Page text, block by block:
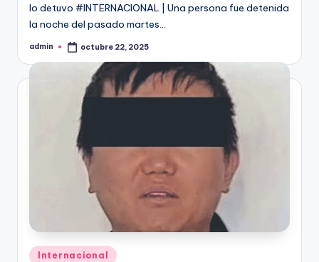
lo detuvo #INTERNACIONAL | Una persona fue detenida
la noche del pasado martes…
Publicado
admin octubre 22, 2025
Publicado
Internacional